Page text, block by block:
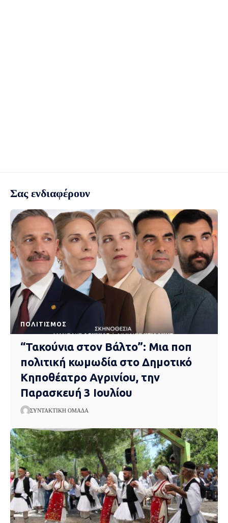
Σας ενδιαφέρουν
ΠΟΛΙΤΙΣΜΌΣ
“Τακούνια στον Βάλτο”: Μια ποπ
πολιτική κωμωδία στο Δημοτικό
Κηποθέατρο Αγρινίου, την
Παρασκευή 3 Ιουλίου
ΣΥΝΤΑΚΤΙΚΉ ΟΜΆΔΑ